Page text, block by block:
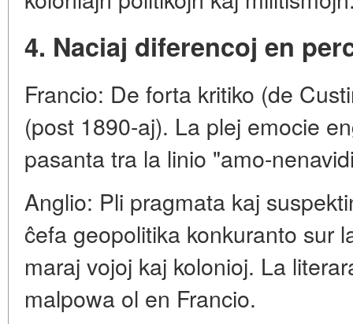
4. Naciaj diferencoj en
Francio: De forta kritiko (de
(post 1890-aj). La plej emocie
pasanta tra la linio "amo-
Anglio: Pli pragmata kaj
ĉefa geopolitika konkuranto sur
maraj vojoj kaj kolonioj. La
malpowa ol en Francio.